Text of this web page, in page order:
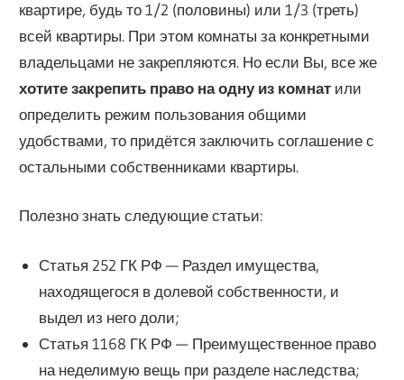
квартире, будь то 1/2 (половины) или 1/3 (треть)
всей квартиры. При этом комнаты за конкретными
владельцами не закрепляются. Но если Вы, все же
хотите закрепить право на одну из комнат или
определить режим пользования общими
удобствами, то придётся заключить соглашение с
остальными собственниками квартиры.
Полезно знать следующие статьи:
Статья 252 ГК РФ — Раздел имущества,
находящегося в долевой собственности, и
выдел из него доли;
Статья 1168 ГК РФ — Преимущественное право
на неделимую вещь при разделе наследства;